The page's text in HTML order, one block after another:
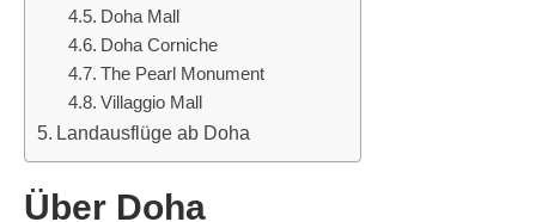
Doha Mall
Doha Corniche
The Pearl Monument
Villaggio Mall
Landausflüge ab Doha
Über Doha